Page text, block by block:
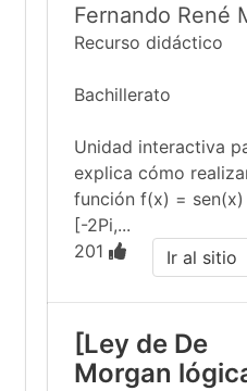
Fernando René
Recurso didáctico
Bachillerato
Unidad interactiva
explica cómo
función f(x) =
[-2Pi,...
201
Ir al sitio
[Ley de De
Morgan